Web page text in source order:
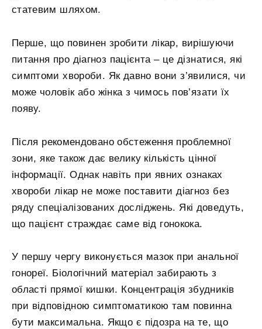
статевим шляхом.
Перше, що повинен зробити лікар, вирішуючи
питання про діагноз пацієнта – це дізнатися, які
симптоми хвороби. Як давно вони з’явилися, чи
може чоловік або жінка з чимось пов’язати їх
появу.
Після рекомендовано обстеження проблемної
зони, яке також дає велику кількість цінної
інформації. Однак навіть при явних ознаках
хвороби лікар не може поставити діагноз без
ряду спеціалізованих досліджень. Які доведуть,
що пацієнт страждає саме від гонокока.
У першу чергу виконується мазок при анальної
гонореї. Біологічний матеріал забирають з
області прямої кишки. Концентрація збудників
при відповідною симптоматикою там повинна
бути максимальна. Якщо є підозра на те, що